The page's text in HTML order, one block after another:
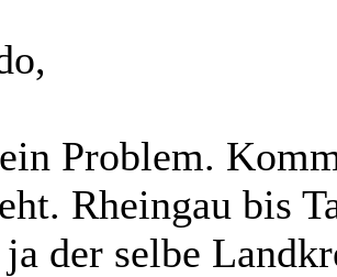
Problem.
Rheingau bis
der selbe